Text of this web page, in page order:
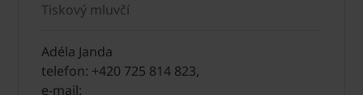
Tiskový mluvčí
Adéla Janda
telefon: +420 725 814 823,
e-mail: